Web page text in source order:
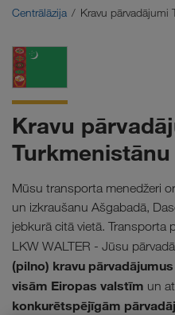
Centrālāzija Kravu pārvadājumi
Kravu
Turkmenistānu
Mūsu transporta menedžeri
un izkraušanu Ašgabadā,
jebkurā citā vietā. Transporta
LKW WALTER - Jūsu
(pilno) kravu
visām Eiropas valstīm un
konkurētspējīgām